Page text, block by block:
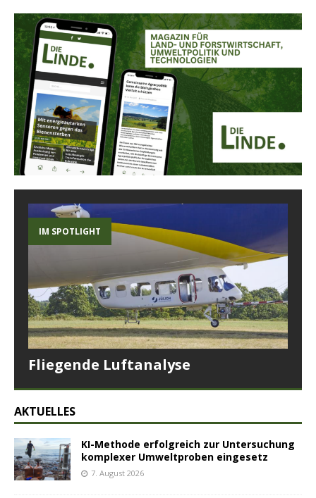
IM SPOTLIGHT
Fliegende Luftanalyse
AKTUELLES
KI-Methode erfolgreich zur Untersuchung
komplexer Umweltproben eingesetz
7. August 2026